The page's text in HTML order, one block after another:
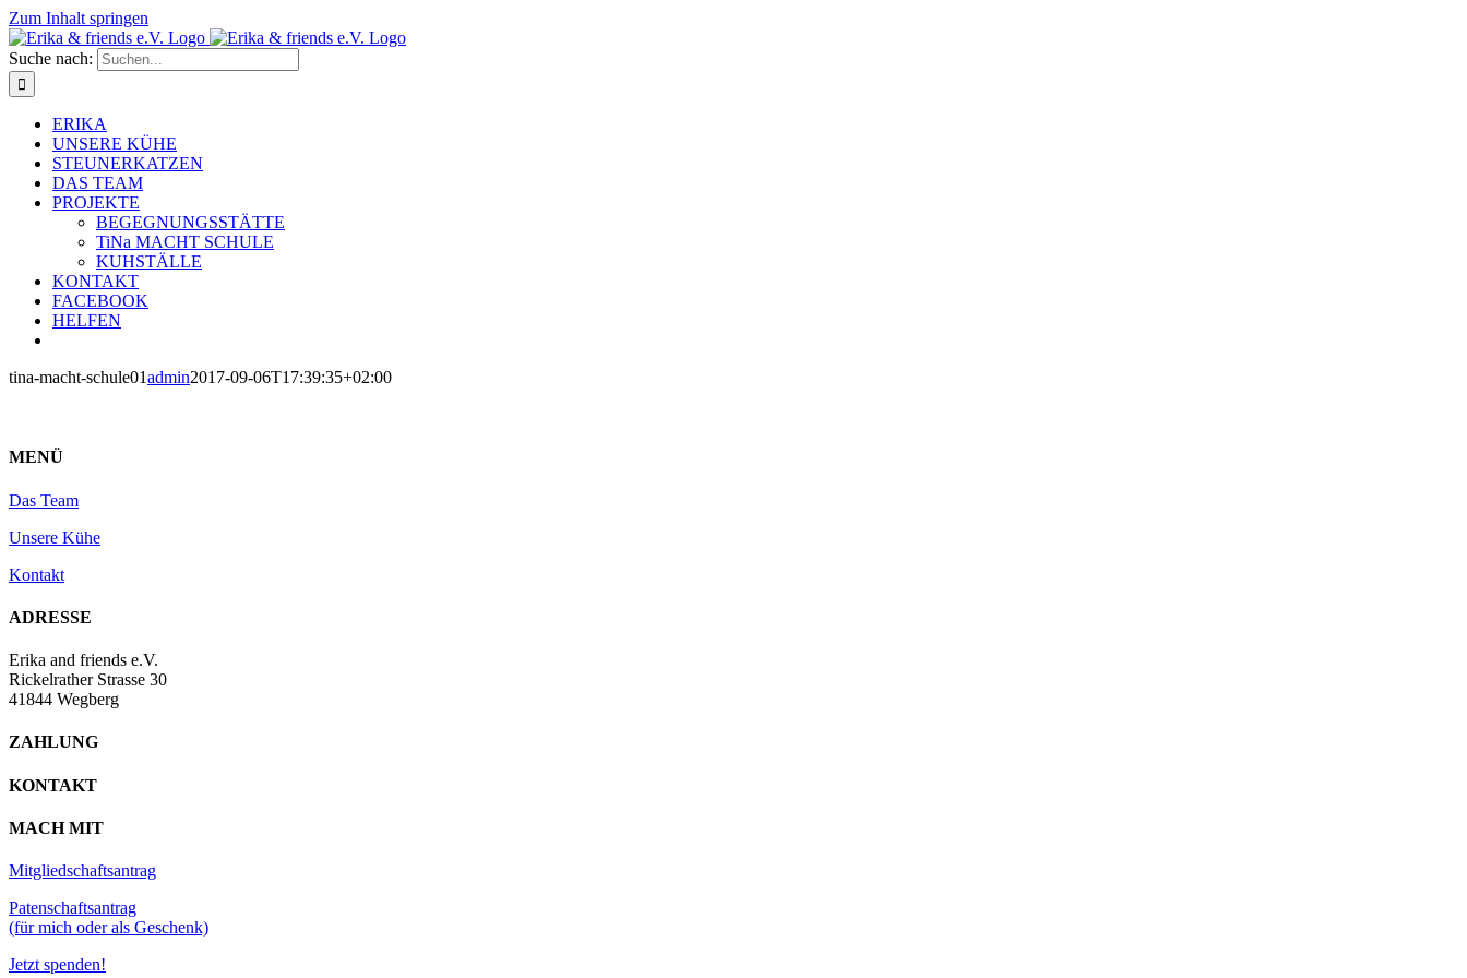
Zum Inhalt springen
Suche nach:
ERIKA
UNSERE KÜHE
STEUNERKATZEN
DAS TEAM
PROJEKTE
BEGEGNUNGSSTÄTTE
TiNa MACHT SCHULE
KUHSTÄLLE
KONTAKT
FACEBOOK
HELFEN
tina-macht-schule01admin2017-09-06T17:39:35+02:00
MENÜ
Das Team
Unsere Kühe
Kontakt
ADRESSE
Erika and friends e.V.
Rickelrather Strasse 30
41844 Wegberg
ZAHLUNG
KONTAKT
MACH MIT
Mitgliedschaftsantrag
Patenschaftsantrag
(für mich oder als Geschenk)
Jetzt spenden!